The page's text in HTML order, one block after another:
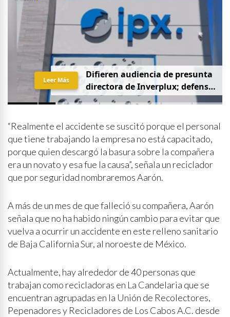
Difieren audiencia de presunta
directora deInverplux; defensa
pidequeseaprivadaysin
Leer Más
“Realmente el accidente se suscitó porque el personal
que tiene trabajando la empresa no está capacitado,
porque quien descargó la basura sobre la compañera
era un novato y esa fue la causa”, señala un reciclador
que por seguridad nombraremos Aarón.
A más de un mes de que falleció su compañera, Aarón
señala que no ha habido ningún cambio para evitar que
vuelva a ocurrir un accidente en este relleno sanitario
de Baja California Sur, al noroeste de México.
Actualmente, hay alrededor de 40 personas que
trabajan como recicladoras en La Candelaria que se
encuentran agrupadas en la Unión de Recolectores,
Pepenadores y Recicladores de Los Cabos A.C. desde